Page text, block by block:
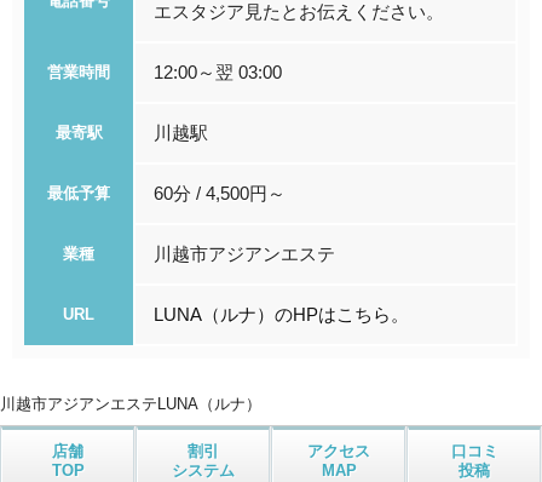
エスタジア見たとお伝えください。
営業時間 12:00～翌 03:00
最寄駅 川越駅
最低予算 60分 / 4,500円～
業種 川越市アジアンエステ
URL LUNA（ルナ）のHPはこちら。
川越市アジアンエステ LUNA（ルナ）
店舗
TOP
割引
システム
アクセス
MAP
口コミ
投稿